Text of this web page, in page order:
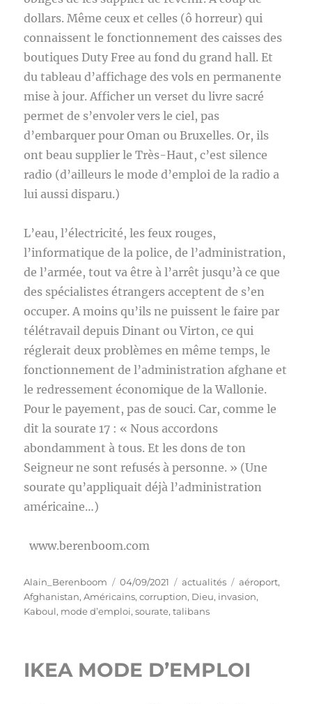
dollars. Même ceux et celles (ô horreur) qui
connaissent le fonctionnement des caisses des
boutiques Duty Free au fond du grand hall. Et
du tableau d’affichage des vols en permanente
mise à jour. Afficher un verset du livre sacré
permet de s’envoler vers le ciel, pas
d’embarquer pour Oman ou Bruxelles. Or, ils
ont beau supplier le Très-Haut, c’est silence
radio (d’ailleurs le mode d’emploi de la radio a
lui aussi disparu.)
L’eau, l’électricité, les feux rouges,
l’informatique de la police, de l’administration,
de l’armée, tout va être à l’arrêt jusqu’à ce que
des spécialistes étrangers acceptent de s’en
occuper. A moins qu’ils ne puissent le faire par
télétravail depuis Dinant ou Virton, ce qui
réglerait deux problèmes en même temps, le
fonctionnement de l’administration afghane et
le redressement économique de la Wallonie.
Pour le payement, pas de souci. Car, comme le
dit la sourate 17 : « Nous accordons
abondamment à tous. Et les dons de ton
Seigneur ne sont refusés à personne. » (Une
sourate qu’appliquait déjà l’administration
américaine…)
www.berenboom.com
Auteur
Alain_Berenboom
Publié
le
04/09/2021 Catégories
actualités Étiquettes
aéroport,
Afghanistan,Américains,corruption, Dieu, invasion,
Kaboul, mode d’emploi,sourate,talibans
IKEA MODE D’EMPLOI